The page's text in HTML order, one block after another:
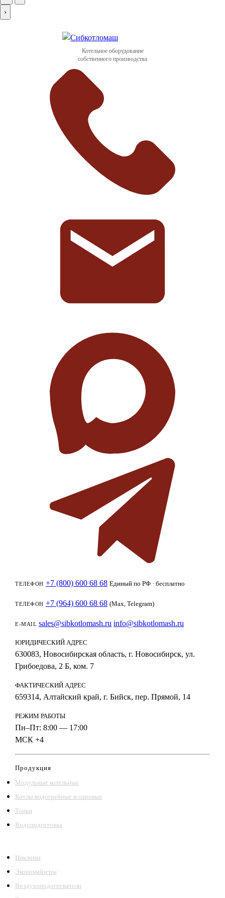
›
Котельное оборудование
собственного производства
ТЕЛЕФОН +7 (800) 600 68 68 Единый по РФ · бесплатно
ТЕЛЕФОН +7 (964) 600 68 68 (Max, Telegram)
E-MAIL sales@sibkotlomash.ru info@sibkotlomash.ru
ЮРИДИЧЕСКИЙ АДРЕС
630083, Новосибирская область, г. Новосибирск, ул.
Грибоедова, 2 Б, ком. 7
ФАКТИЧЕСКИЙ АДРЕС
659314, Алтайский край, г. Бийск, пер. Прямой, 14
РЕЖИМ РАБОТЫ
Пн–Пт: 8:00 — 17:00
МСК +4
Продукция
Модульные котельные
Котлы водогрейные и паровые
Топки
Водоподготовка
Циклоны
Экономайзеры
Воздухоподогреватели